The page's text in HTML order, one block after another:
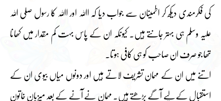
کی فکرمندی دیکھ کر اطمینان سے جواب دیا کہ اﷲ اور اﷲ کا رسول صلی اللہ
علیہ وسلم ہی بہتر جانتے ہیں۔ کیونکہ ان کے پاس بہت کم مقدار میں کھانا
تھا جو صرف ان صاحب کو ہی کافی ہوتا۔
اتنے میں ان کے مہمان تشریف لاتے ہیں اور دونوں میاں بیوی ان کے
استقبال کے لیے آگے بڑھتے ہیں۔ مہمان نے آنے کے بعد میزبان خاتون